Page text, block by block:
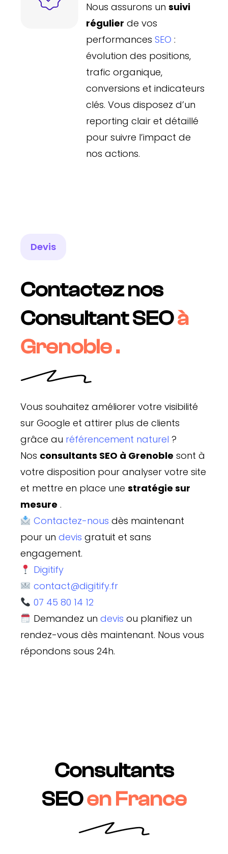
Nous assurons un suivi
régulier de vos
performances SEO :
évolution des positions,
trafic organique,
conversions et indicateurs
clés. Vous disposez d’un
reporting clair et détaillé
pour suivre l’impact de
nos actions.
Devis
Contactez nos
Consultant SEOà
Grenoble .
Vous souhaitez améliorer votre visibilité
sur Google et attirer plus de clients
grâce au référencement naturel ?
Nos consultants SEO à Grenoble sont à
votre disposition pour analyser votre site
et mettre en place une stratégie sur
mesure .
Contactez-nous dès maintenant
pour un devis gratuit et sans
engagement.
Digitify
contact@digitify.fr
07 45 80 14 12
Demandez un devis ou planifiez un
rendez-vous dès maintenant. Nous vous
répondons sous 24h.
Consultants
SEOen France